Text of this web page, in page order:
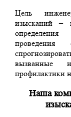
Цель
изысканий –
определения
вызванные
профилактики
Наша